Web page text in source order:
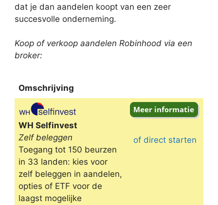
dat je dan aandelen koopt van een zeer
succesvolle onderneming.
Koop of verkoop aandelen Robinhood via een
broker:
Omschrijving
Omschrijving
WH Selfinvest
Zelf beleggen
Toegang tot 150 beurzen
in 33 landen: kies voor
zelf beleggen in aandelen,
opties of ETF voor de
laagst mogelijke
of direct starten